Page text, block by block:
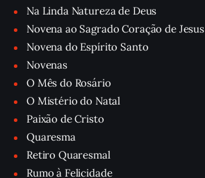
Na Linda Natureza de Deus
Novena ao Sagrado Coração de Jesus
Novena do Espírito Santo
Novenas
O Mês do Rosário
O Mistério do Natal
Paixão de Cristo
Quaresma
Retiro Quaresmal
Rumo à Felicidade